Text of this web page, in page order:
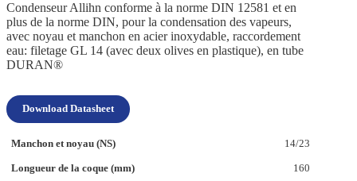
Condenseur Allihn conforme à la norme DIN 12581 et en
plus de la norme DIN, pour la condensation des vapeurs,
avec noyau et manchon en acier inoxydable, raccordement
eau: filetage GL 14 (avec deux olives en plastique), en tube
DURAN®
Download Datasheet
14/23
160